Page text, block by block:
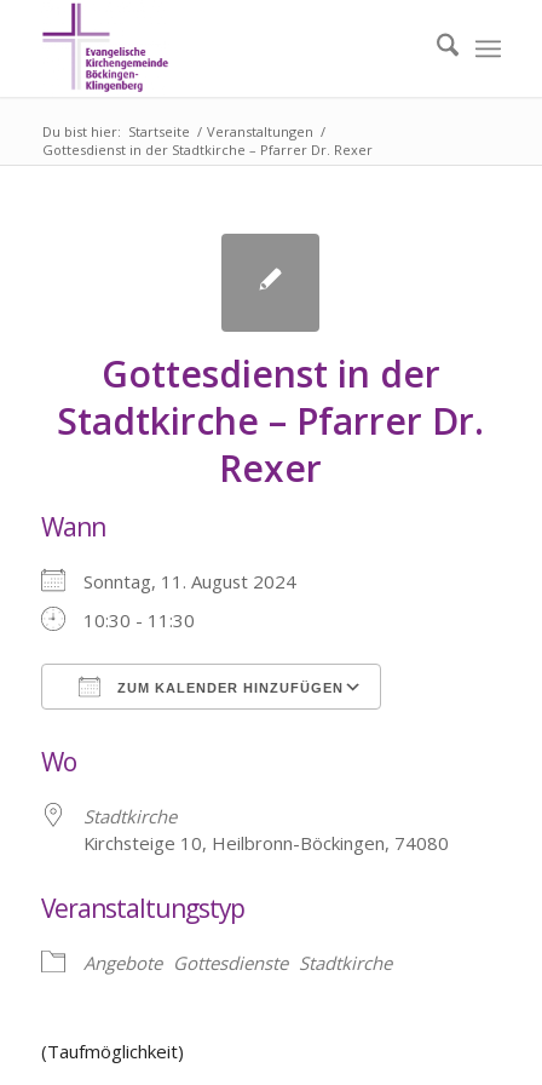
Du bist hier: Startseite / Veranstaltungen /
Gottesdienst in der Stadtkirche – Pfarrer Dr. Rexer
Gottesdienst in der
Stadtkirche – Pfarrer Dr.
Rexer
Wann
Sonntag, 11. August 2024
10:30 - 11:30
ZUM KALENDER HINZUFÜGEN
Wo
Stadtkirche
Kirchsteige 10, Heilbronn-Böckingen, 74080
Veranstaltungstyp
Angebote Gottesdienste Stadtkirche
(Taufmöglichkeit)